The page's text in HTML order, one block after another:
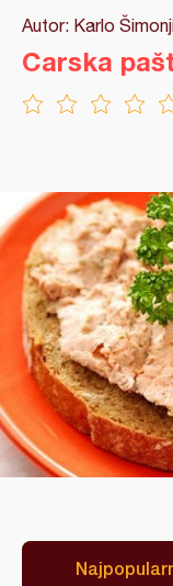
Autor: Karlo
Carska